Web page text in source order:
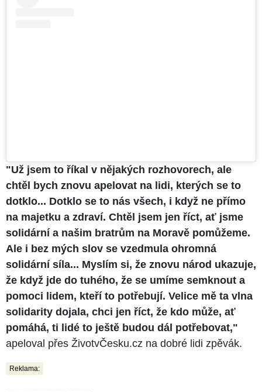
"Už jsem to říkal v nějakých rozhovorech, ale
chtěl bych znovu apelovat na lidi, kterých se to
dotklo... Dotklo se to nás všech, i když ne přímo
na majetku a zdraví. Chtěl jsem jen říct, ať jsme
solidární a našim bratrům na Moravě pomůžeme.
Ale i bez mých slov se vzedmula ohromná
solidární síla... Myslím si, že znovu národ ukazuje,
že když jde do tuhého, že se umíme semknout a
pomoci lidem, kteří to potřebují. Velice mě ta vlna
solidarity dojala, chci jen říct, že kdo může, ať
pomáhá, ti lidé to ještě budou dál potřebovat,"
apeloval přes ŽivotvČesku.cz na dobré lidi zpěvák.
Reklama: